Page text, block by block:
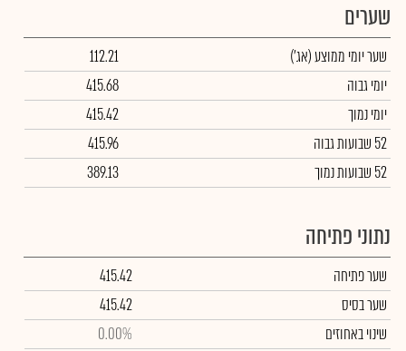
שערים
שער יומי ממוצע(אג')
112.21
יומי גבוה
415.68
יומי נמוך
415.42
52 שבועות גבוה
415.96
52 שבועות נמוך
389.13
נתוני פתיחה
שער פתיחה
415.42
שער בסיס
415.42
שינוי באחוזים
0.00%